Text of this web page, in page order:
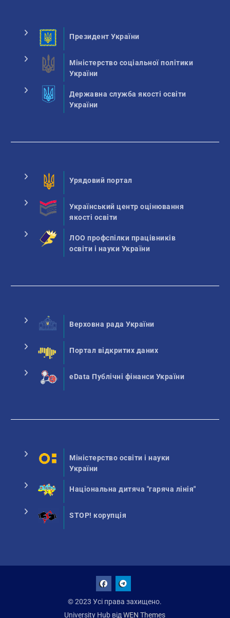
Президент України
Міністерство соціальної політики
України
Державна служба якості освіти
України
Урядовий портал
Український центр оцінювання
якості освіти
ЛОО профспілки працівників
освіти і науки України
Верховна рада України
Портал відкритих даних
eData Публічні фінанси України
Міністерство освіти і науки
України
Національна дитяча "гаряча лінія"
STOP! корупція
© 2023 Усі права захищено.
University Hub відWEN Themes